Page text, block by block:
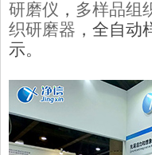
研磨仪 ， 多样品组
织研磨器 ，全自
示。